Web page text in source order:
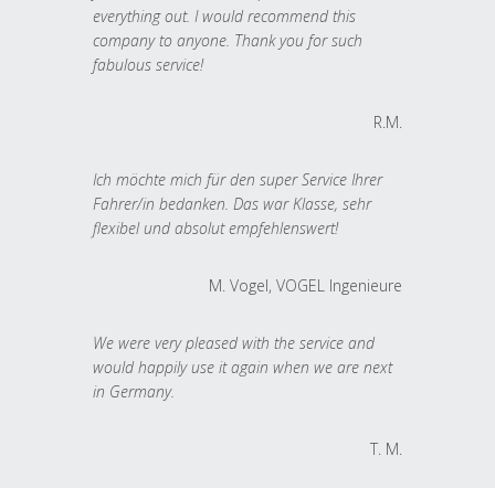
everything out. I would recommend this
company to anyone. Thank you for such
fabulous service!
R.M.
Ich möchte mich für den super Service Ihrer
Fahrer/in bedanken. Das war Klasse, sehr
flexibel und absolut empfehlenswert!
M. Vogel, VOGEL Ingenieure
We were very pleased with the service and
would happily use it again when we are next
in Germany.
T. M.